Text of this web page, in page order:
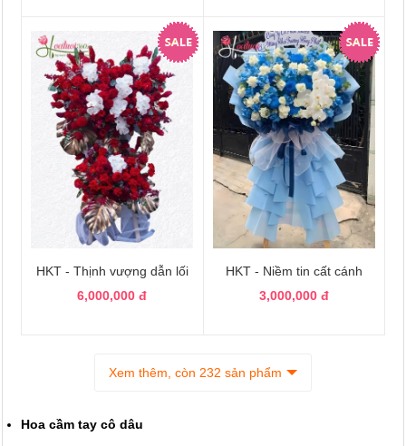
HKT - Thịnh vượng dẫn lối
6,000,000 đ
HKT - Niềm tin cất cánh
3,000,000 đ
Xem thêm, còn 232 sản phẩm
Hoa cầm tay cô dâu